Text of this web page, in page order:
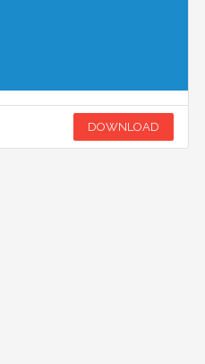
DOWNLOAD